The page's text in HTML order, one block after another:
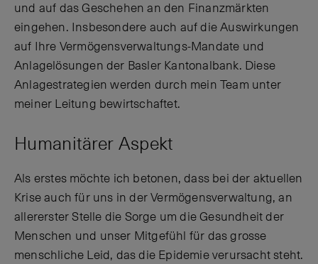
und auf das Geschehen an den Finanzmärkten
eingehen. Insbesondere auch auf die Auswirkungen
auf Ihre Vermögensverwaltungs-Mandate und
Anlagelösungen der Basler Kantonalbank. Diese
Anlagestrategien werden durch mein Team unter
meiner Leitung bewirtschaftet.
Humanitärer Aspekt
Als erstes möchte ich betonen, dass bei der aktuellen
Krise auch für uns in der Vermögensverwaltung, an
allererster Stelle die Sorge um die Gesundheit der
Menschen und unser Mitgefühl für das grosse
menschliche Leid, das die Epidemie verursacht steht.